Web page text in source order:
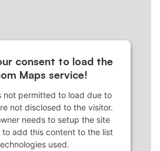
consent to load the
Maps service!
not permitted to load due to
not disclosed to the visitor.
needs to setup the site
to add this content to the list
used.